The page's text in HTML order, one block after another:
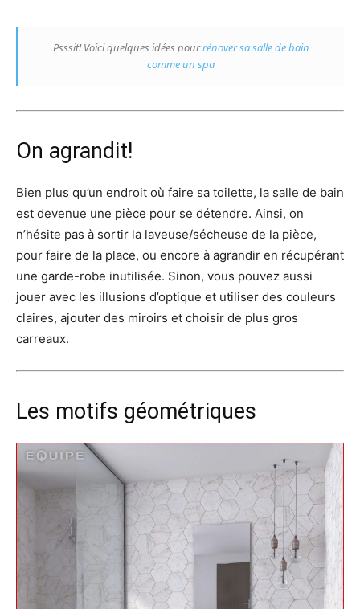
Psssit! Voici quelques idées pourrénover sa salle de bain
comme un spa
On agrandit!
Bien plus qu’un endroit où faire sa toilette, la salle de bain
est devenue une pièce pour se détendre. Ainsi, on
n’hésite pas à sortir la laveuse/sécheuse de la pièce,
pour faire de la place, ou encore à agrandir en récupérant
une garde-robe inutilisée. Sinon, vous pouvez aussi
jouer avec les illusions d’optique et utiliser des couleurs
claires, ajouter des miroirs et choisir de plus gros
carreaux.
Les motifs géométriques